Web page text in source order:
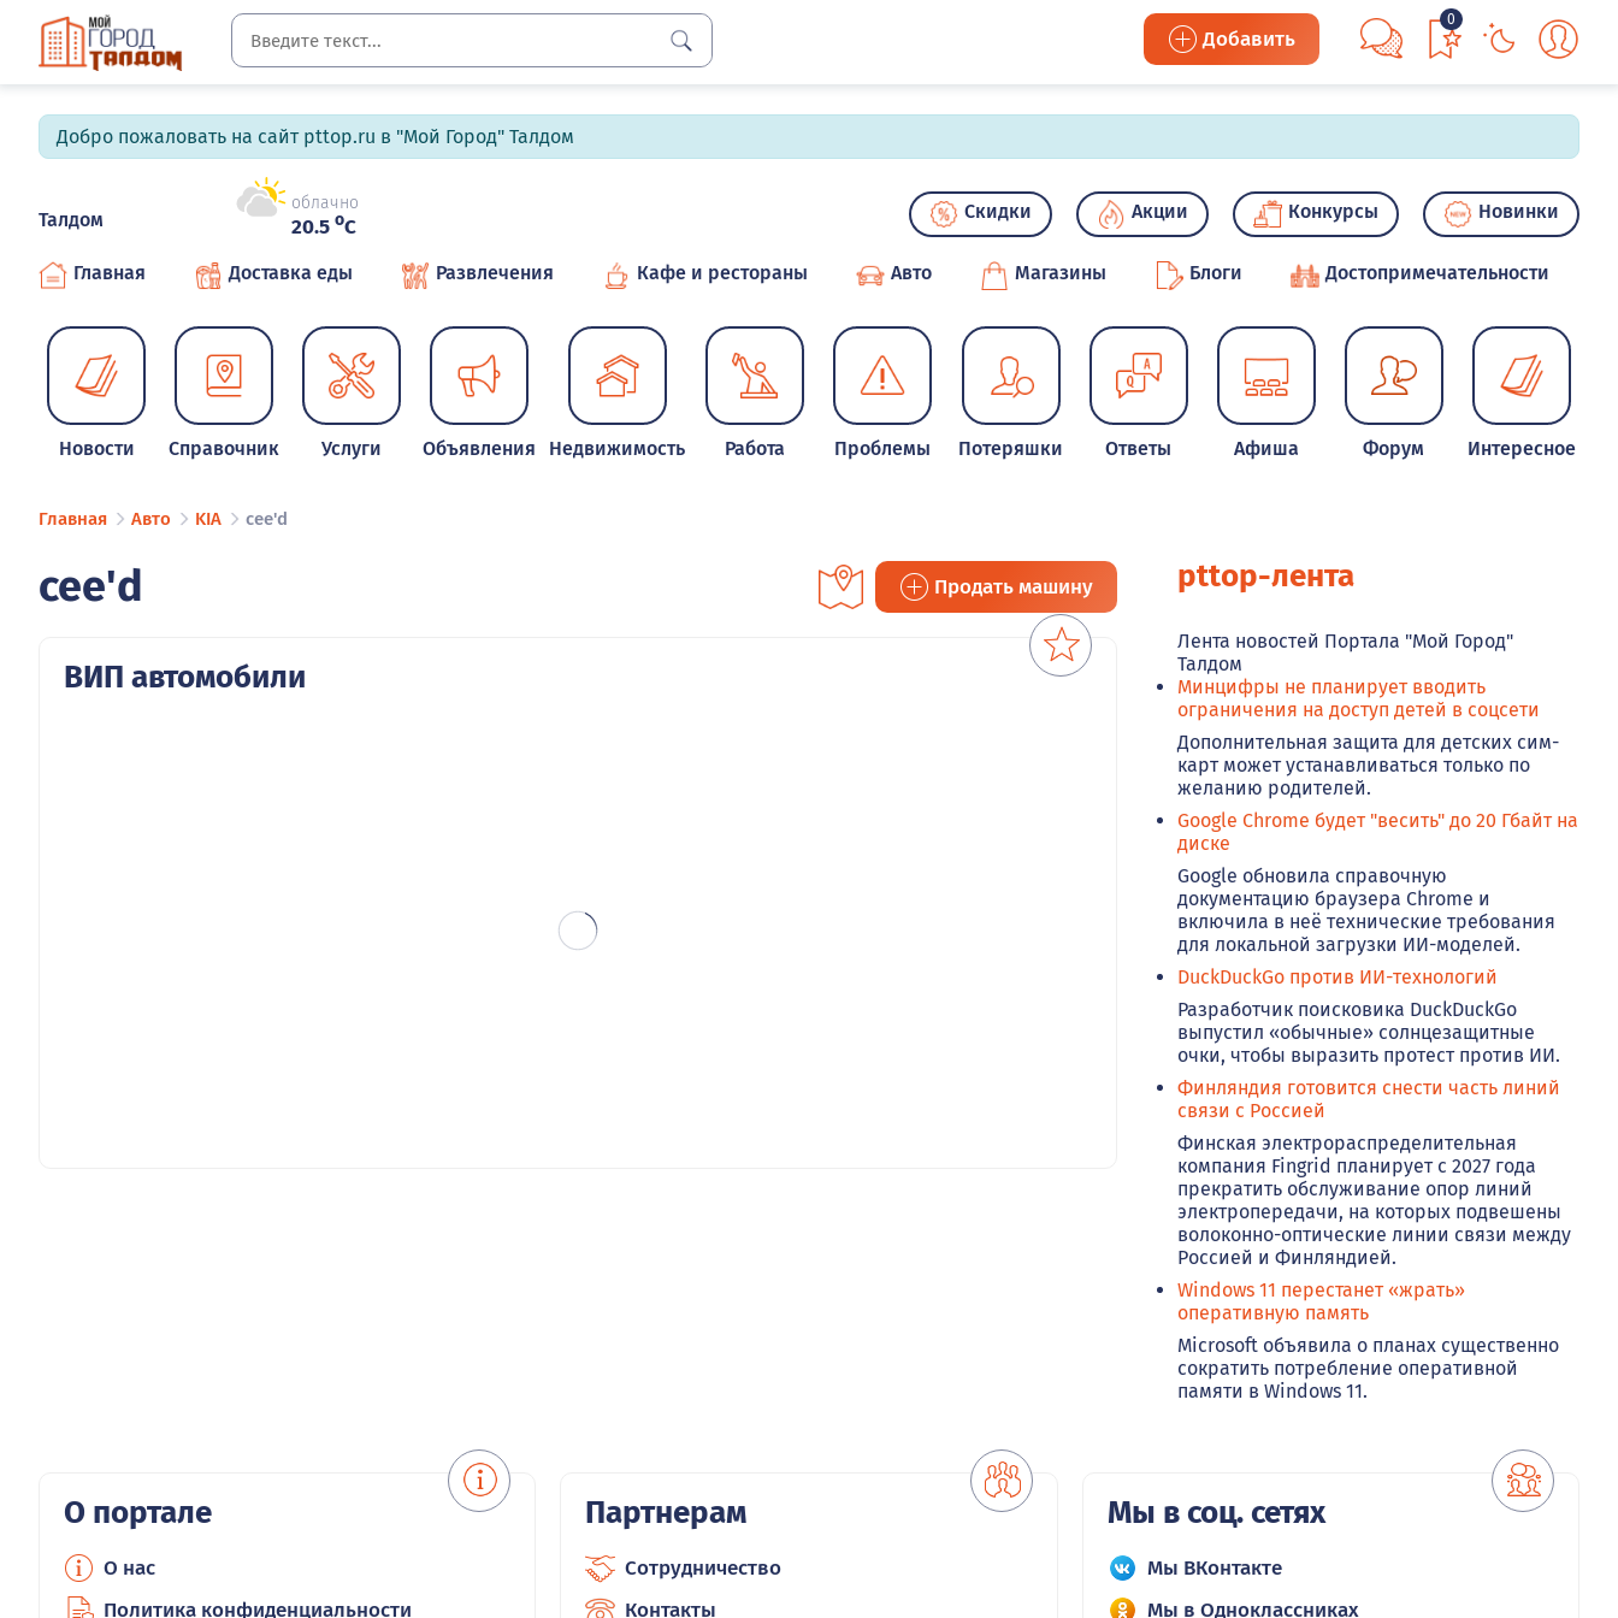
Добавить
0
Добро пожаловать на сайт pttop.ru в "Мой Город" Талдом
Талдом
облачно
20.5 oC
Скидки Акции Конкурсы Новинки
Главная Доставка еды Развлечения Кафе и рестораны Авто Магазины Блоги Достопримечательности
Новости Справочник Услуги Объявления Недвижимость Работа Проблемы Потеряшки Ответы Афиша Форум Интересное
Главная Авто KIA cee'd
cee'd Продать машину
ВИП автомобили
pttop-лента
Лента новостей Портала "Мой Город"
Талдом
Минцифры не планирует вводить
ограничения на доступ детей в соцсети
Дополнительная защита для детских сим-
карт может устанавливаться только по
желанию родителей.
Google Chrome будет "весить" до 20 Гбайт на
диске
Google обновила справочную
документацию браузера Chrome и
включила в неё технические требования
для локальной загрузки ИИ-моделей.
DuckDuckGo против ИИ-технологий
Разработчик поисковика DuckDuckGo
выпустил «обычные» солнцезащитные
очки, чтобы выразить протест против ИИ.
Финляндия готовится снести часть линий
связи с Россией
Финская электрораспределительная
компания Fingrid планирует с 2027 года
прекратить обслуживание опор линий
электропередачи, на которых подвешены
волоконно-оптические линии связи между
Россией и Финляндией.
Windows 11 перестанет «жрать»
оперативную память
Microsoft объявила о планах существенно
сократить потребление оперативной
памяти в Windows 11.
О портале
О нас
Политика конфиденциальности
Партнерам
Сотрудничество
Контакты
Мы в соц. сетях
Мы ВКонтакте
Мы в Одноклассниках